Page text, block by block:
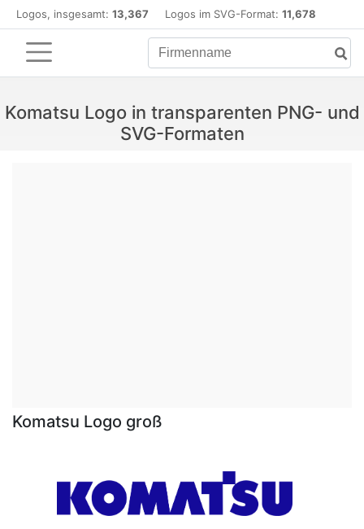
Logos, insgesamt: 13,367 Logos im SVG-Format: 11,678
Komatsu Logo in transparenten PNG- und
SVG-Formaten
Komatsu Logo groß